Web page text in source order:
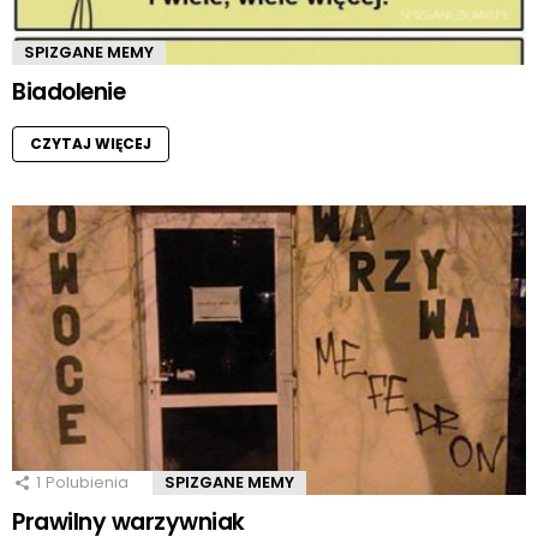
SPIZGANE MEMY
Biadolenie
CZYTAJ WIĘCEJ
1 Polubienia SPIZGANE MEMY
Prawilny warzywniak